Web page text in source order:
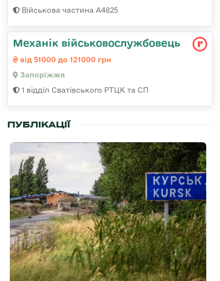
Військова частина А4825
Механік військовослужбовець
від 51000 до 121000 грн
Запоріжжя
1 відділ Сватівського РТЦК та СП
ПУБЛІКАЦІЇ